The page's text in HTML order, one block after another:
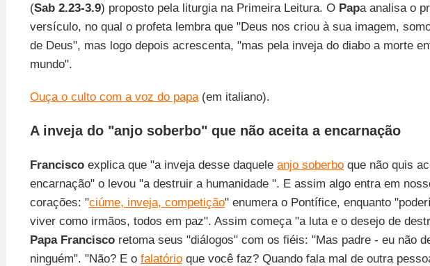
(Sab 2.23-3.9) proposto pela liturgia na Primeira Leitura. O Papa analisa o
versículo, no qual o profeta lembra que "Deus nos criou à sua imagem,
de Deus", mas logo depois acrescenta, "mas pela inveja do diabo a morte
mundo".
Ouça o culto com a voz do papa(em italiano).
A inveja do "anjo soberbo" que não aceita a encarnação
Franciscoexplica que "a inveja desse daquele anjo soberboque não quis
encarnação" o levou "a destruir a humanidade ". E assim algo entra em
corações: "ciúme, inveja, competição" enumera o Pontífice, enquanto
viver como irmãos, todos em paz". Assim começa "a luta e o desejo de
Papa Franciscoretoma seus "diálogos" com os fiéis: "Mas padre - eu não
ninguém". "Não? E o falatórioque você faz? Quando fala mal de outra